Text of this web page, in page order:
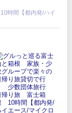
間【都内発/ハイ